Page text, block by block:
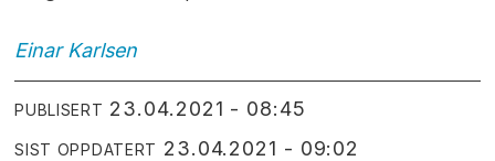
Einar Karlsen
PUBLISERT 23.04.2021 - 08:45
SIST OPPDATERT 23.04.2021 - 09:02